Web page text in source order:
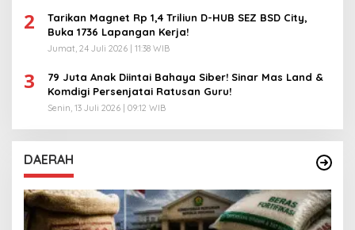
2
Tarikan Magnet Rp 1,4 Triliun D-HUB SEZ BSD City,
Buka 1736 Lapangan Kerja!
Jumat, 24 Juli 2026 | 11:38 WIB
3
79 Juta Anak Diintai Bahaya Siber! Sinar Mas Land &
Komdigi Persenjatai Ratusan Guru!
Senin, 13 Juli 2026 | 09:12 WIB
DAERAH